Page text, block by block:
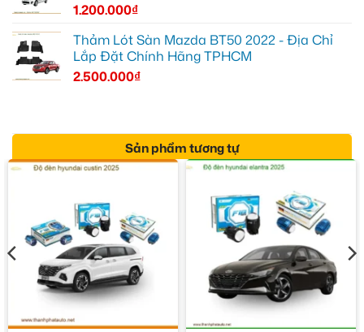
1.200.000₫
Thảm Lót Sàn Mazda BT50 2022 - Địa Chỉ
Lắp Đặt Chính Hãng TPHCM
2.500.000₫
Sản phẩm tương tự